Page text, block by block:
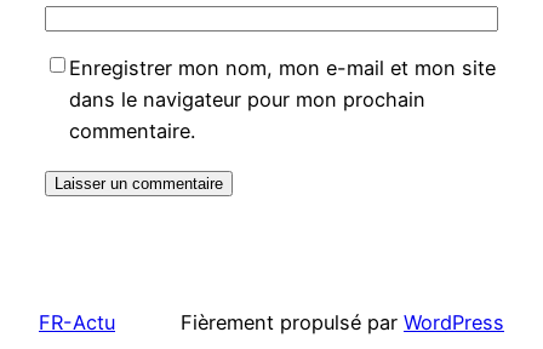
Enregistrer mon nom, mon e-mail et mon site
dans le navigateur pour mon prochain
commentaire.
FR-Actu Fièrement propulsé par WordPress